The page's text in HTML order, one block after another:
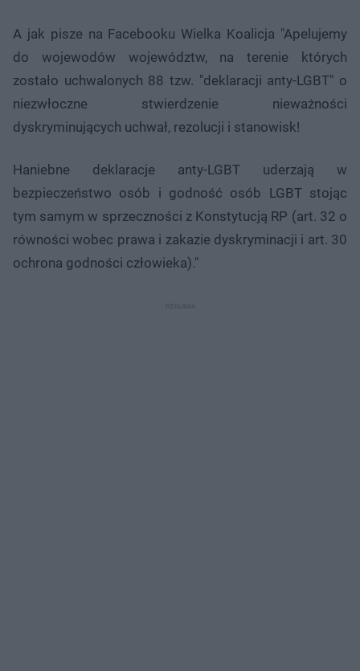
A jak pisze na Facebooku Wielka Koalicja "Apelujemy
do wojewodów województw, na terenie których
zostało uchwalonych 88 tzw. "deklaracji anty-LGBT" o
niezwłoczne stwierdzenie nieważności
dyskryminujących uchwał, rezolucji i stanowisk!
Haniebne deklaracje anty-LGBT uderzają w
bezpieczeństwo osób i godność osób LGBT stojąc
tym samym w sprzeczności z Konstytucją RP (art. 32 o
równości wobec prawa i zakazie dyskryminacji i art. 30
ochrona godności człowieka)."